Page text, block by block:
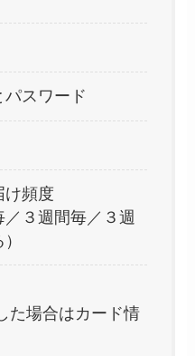
パスワード
け頻度
／３週間毎／３週
た場合はカード情